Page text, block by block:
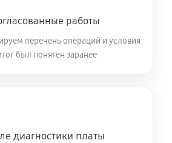
работы
перечень операций и условия
был понятен заранее
диагностики платы